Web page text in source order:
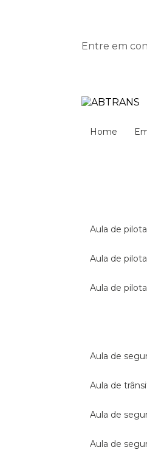
Entre em
Home
aula de
aula de
aula de
aula de
aula de
aula de
aula de